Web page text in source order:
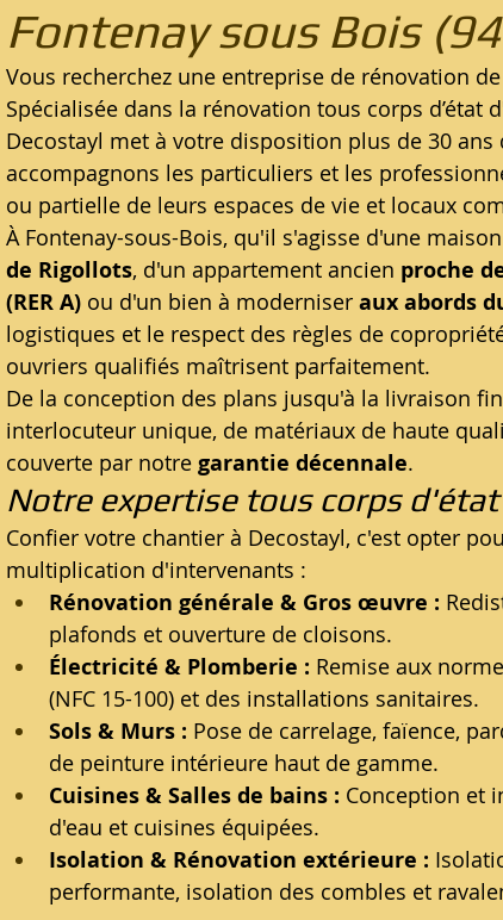
Fontenay sous Bois
Vous recherchez une entreprise de rénovation
Spécialisée dans la rénovation tous corps
Decostayl met à votre disposition plus de 30
accompagnons les particuliers et les
ou partielle de leurs espaces de vie et locaux
À Fontenay-sous-Bois, qu'il s'agisse d'une
de Rigollots, d'un appartement ancien proche
(RER A) ou d'un bien à moderniser aux abords
logistiques et le respect des règles de
ouvriers qualifiés maîtrisent parfaitement.
De la conception des plans jusqu'à la livraison
interlocuteur unique, de matériaux de haute
couverte par notre garantie décennale.
Notre expertise tous corps
Confier votre chantier à Decostayl, c'est opter
multiplication d'intervenants :
Rénovation générale & Gros œuvre :
plafonds et ouverture de cloisons.
Électricité & Plomberie : Remise aux
(NFC 15-100) et des installations sanitaires.
Sols & Murs : Pose de carrelage, faïence,
de peinture intérieure haut de gamme.
Cuisines & Salles de bains : Conception et
d'eau et cuisines équipées.
Isolation & Rénovation extérieure :
performante, isolation des combles et